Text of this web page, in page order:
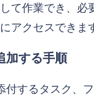
て作業でき、必
アクセスできま
加する手順
付するタスク、